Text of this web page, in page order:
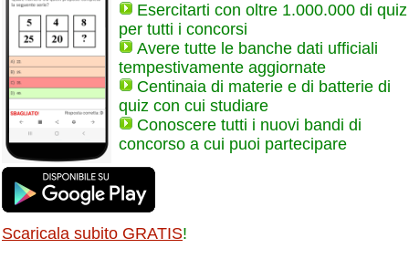
Esercitarti con oltre 1.000.000 di quiz
per tutti i concorsi
Avere tutte le banche dati ufficiali
tempestivamente aggiornate
Centinaia di materie e di batterie di
quiz con cui studiare
Conoscere tutti i nuovi bandi di
concorso a cui puoi partecipare
Scaricala subito GRATIS!